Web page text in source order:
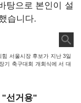
탕으로 본인이 설
습니다.
서울시장 후보가 지난 3일
기 축구대회 개회식에 서 대
"선거용"